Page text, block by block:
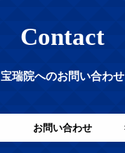
Contact
宝瑞院へのお問い合わせ
お問い合わせ